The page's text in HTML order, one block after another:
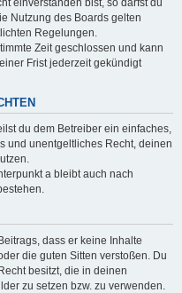
einverstanden bist, so darfst du
Nutzung des Boards gelten
Regelungen.
Zeit geschlossen und kann
Frist jederzeit gekündigt
du dem Betreiber ein einfaches,
und unentgeltliches Recht, deinen
a bleibt auch nach
dass er keine Inhalte
die guten Sitten verstoßen. Du
besitzt, die in deinen
zu setzen bzw. zu verwenden.